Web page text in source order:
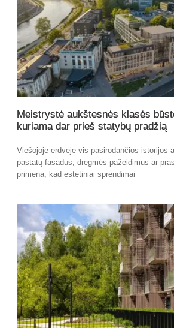
Meistrystė aukštesnės klasės
kuriama dar prieš statybų pradžią
Viešojoje erdvėje vis pasirodančios istorijos
pastatų fasadus, drėgmės pažeidimus ar
primena, kad estetiniai sprendimai